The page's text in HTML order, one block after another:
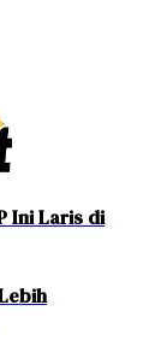
Ini Laris di